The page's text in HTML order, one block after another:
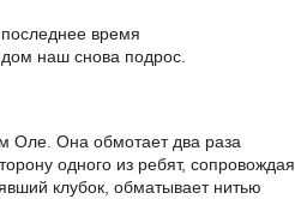
время
наш снова подрос.
Оле. Она обмотает два раза
одного из ребят, сопровождая
клубок, обматывает нитью